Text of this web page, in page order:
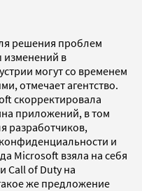
решения проблем
изменений в
могут со временем
отмечает агентство.
скорректировала
приложений, в том
разработчиков,
и
Microsoft взяла на себя
Call of Duty на
же предложение